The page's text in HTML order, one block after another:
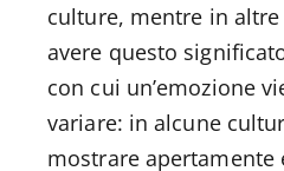
culture, mentre in
avere questo
con cui un’emozione
variare: in alcune
mostrare apertamente